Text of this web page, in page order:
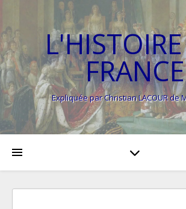
FRANCE
Expliquée par Christian LACOUR de